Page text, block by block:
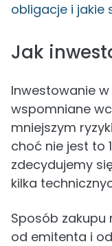
obligacje i jakie
Jak
Inwestowanie
wspomniane
mniejszym
choć nie jest to
zdecydujemy
kilka
Sposób zakupu
od emitenta i